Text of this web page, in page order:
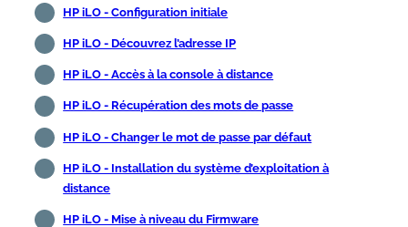
HP iLO - Configuration initiale
HP iLO - Découvrez l’adresse IP
HP iLO - Accès à la console à distance
HP iLO - Récupération des mots de passe
HP iLO - Changer le mot de passe par défaut
HP iLO - Installation du système d’exploitation à
distance
HP iLO - Mise à niveau du Firmware